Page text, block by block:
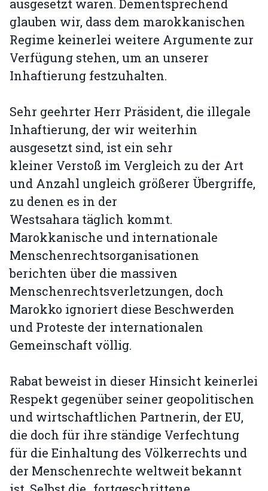
ausgesetzt waren. Dementsprechend
glauben wir, dass dem marokkanischen
Regime keinerlei weitere Argumente zur
Verfügung stehen, um an unserer
Inhaftierung festzuhalten.
Sehr geehrter Herr Präsident, die illegale
Inhaftierung, der wir weiterhin
ausgesetzt sind, ist ein sehr
kleiner Verstoß im Vergleich zu der Art
und Anzahl ungleich größerer Übergriffe,
zu denen es in der
Westsahara täglich kommt.
Marokkanische und internationale
Menschenrechtsorganisationen
berichten über die massiven
Menschenrechtsverletzungen, doch
Marokko ignoriert diese Beschwerden
und Proteste der internationalen
Gemeinschaft völlig.
Rabat beweist in dieser Hinsicht keinerlei
Respekt gegenüber seiner geopolitischen
und wirtschaftlichen Partnerin, der EU,
die doch für ihre ständige Verfechtung
für die Einhaltung des Völkerrechts und
der Menschenrechte weltweit bekannt